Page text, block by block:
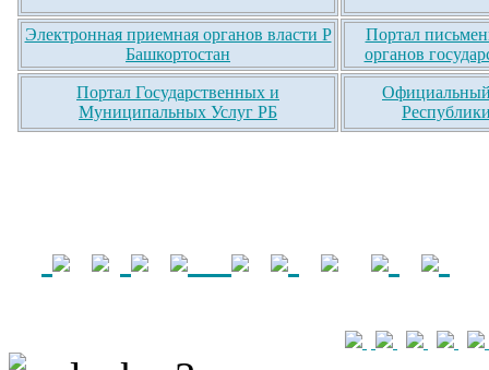
Электронная приемная органов власти Р
Башкортостан
Портал
органов
Портал Государственных и
Муниципальных Услуг РБ
Официальный